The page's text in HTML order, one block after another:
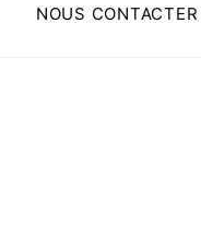
NOUS CONTACTER